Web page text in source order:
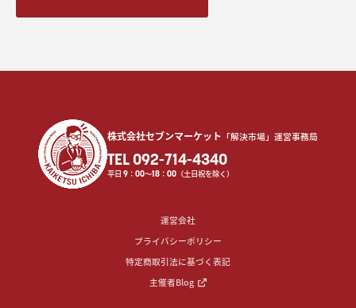
株式会社セブンマーケット 「解決市場」運営事務局
TEL 092-714-4340
平日9 ：00〜18 ：00 （土日祝を除く）
運営会社
プライバシーポリシー
特定商取引法に基づく表記
主催者Blog